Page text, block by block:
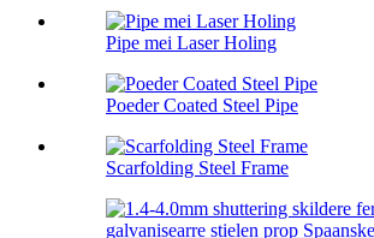
Pipe mei Laser Holing
Poeder Coated Steel Pipe
Scarfolding Steel Frame